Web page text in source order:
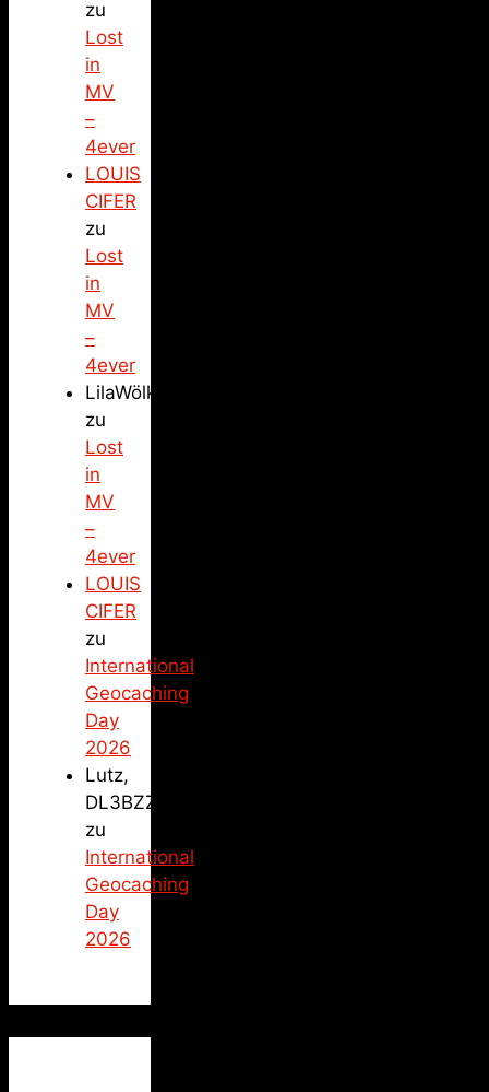
zu
Lost
in
MV
–
4ever
LOUIS
CIFER
zu
Lost
in
MV
–
4ever
LilaWölkchen
zu
Lost
in
MV
–
4ever
LOUIS
CIFER
zu
International
Geocaching
Day
2026
Lutz,
DL3BZZ
zu
International
Geocaching
Day
2026